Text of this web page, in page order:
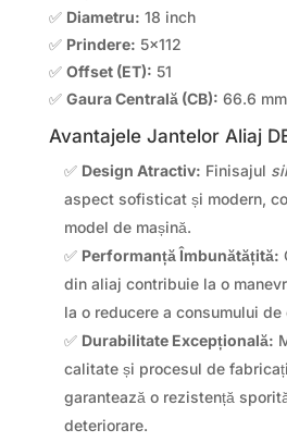
✅ Diametru: 18 inch
✅ Prindere: 5×112
✅ Offset (ET): 51
✅ Gaura Centrală (CB): 66.6 mm
Avantajele Jantelor Aliaj
✅ Design Atractiv: Finisajul
aspect sofisticat și modern,
model de mașină.
✅ Performanță Îmbunătățită:
din aliaj contribuie la o
la o reducere a consumului
✅ Durabilitate Excepțională:
calitate și procesul de
garantează o rezistență
deteriorare.